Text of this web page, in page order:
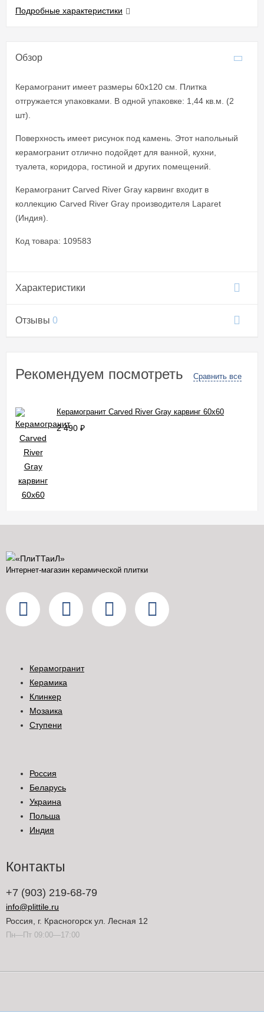
Подробные характеристики
Обзор
Керамогранит имеет размеры 60x120 см. Плитка
отгружается упаковками. В одной упаковке: 1,44 кв.м. (2
шт).
Поверхность имеет рисунок под камень. Этот напольный
керамогранит отлично подойдет для ванной, кухни,
туалета, коридора, гостиной и других помещений.
Керамогранит Carved River Gray карвинг входит в
коллекцию Carved River Gray производителя Laparet
(Индия).
Код товара: 109583
Характеристики
Отзывы 0
Рекомендуем посмотреть Сравнить все
Керамогранит Carved River Gray карвинг 60x60
2 490 ₽
Интернет-магазин керамической плитки
Керамогранит
Керамика
Клинкер
Мозаика
Ступени
Россия
Беларусь
Украина
Польша
Индия
Контакты
+7 (903) 219-68-79
info@plittile.ru
Россия, г. Красногорск ул. Лесная 12
Пн—Пт 09:00—17:00